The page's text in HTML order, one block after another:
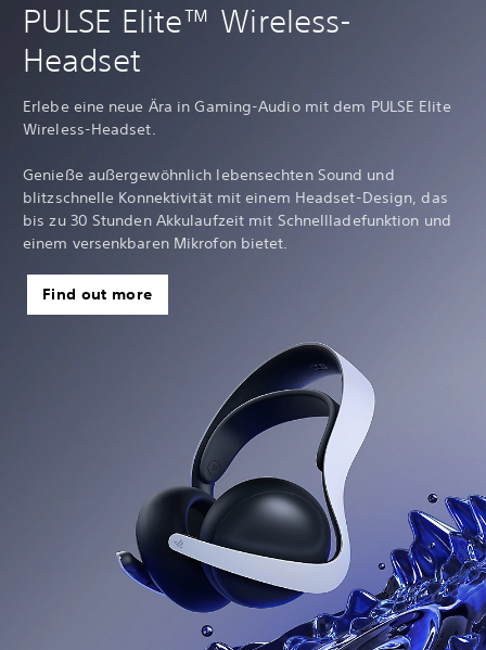
PULSE Elite™ Wireless-
Headset
Erlebe eine neue Ära in Gaming-Audio mit dem PULSE Elite
Wireless-Headset.
Genieße außergewöhnlich lebensechten Sound und
blitzschnelle Konnektivität mit einem Headset-Design, das
bis zu 30 Stunden Akkulaufzeit mit Schnellladefunktion und
einem versenkbaren Mikrofon bietet.
Find out more